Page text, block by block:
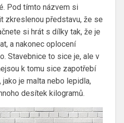
Pod tímto názvem si
zkreslenou představu, že se
si hrát s dílky tak, že je
a nakonec oplocení
Stavebnice to sice je, ale v
k tomu sice zapotřebí
je malta nebo lepidla,
desítek kilogramů.